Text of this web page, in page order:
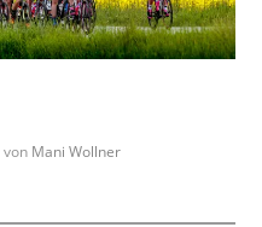
von Mani Wollner